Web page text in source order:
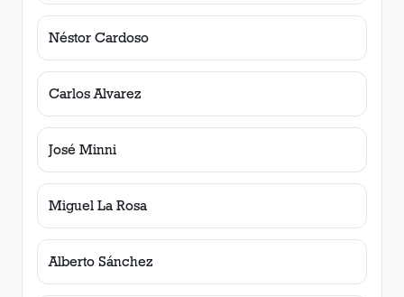
Néstor Cardoso
Carlos Alvarez
José Minni
Miguel La Rosa
Alberto Sánchez